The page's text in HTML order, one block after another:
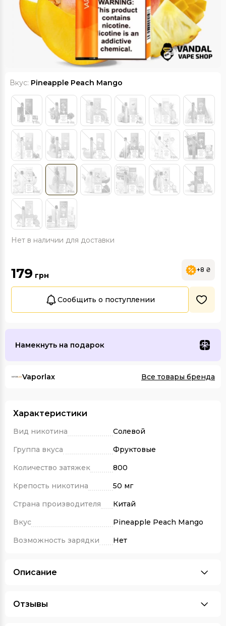
Вкус: Pineapple Peach Mango
Нет в наличии для доставки
179 грн
+8 ₴
Сообщить о поступлении
Намекнуть на подарок
Vaporlax Все товары бренда
Характеристики
Вид никотина
Солевой
Группа вкуса
Фруктовые
Количество затяжек
800
Крепость никотина
50 мг
Страна производителя
Китай
Вкус
Pineapple Peach Mango
Возможность зарядки
Нет
Описание
Отзывы